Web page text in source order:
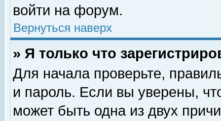
войти на форум.
Вернуться наверх
» Я только что
Для начала проверьте,
и пароль. Если вы уверены,
может быть одна из двух